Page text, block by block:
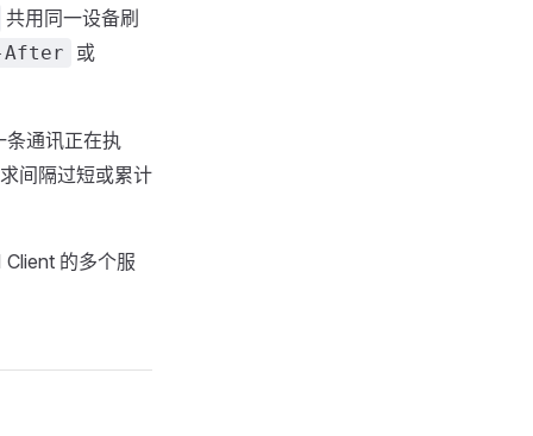
共用同一设备刷
After 或
通讯正在执
间隔过短或累计
的多个服